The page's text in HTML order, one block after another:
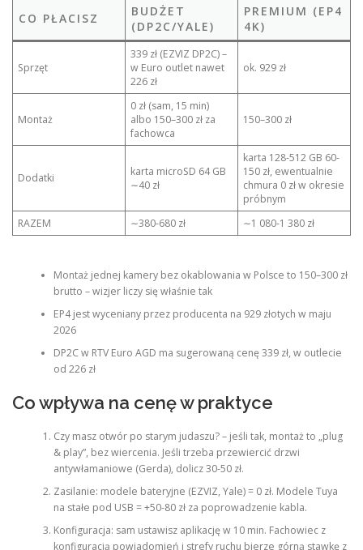
CO PŁACISZ
BUDŻET
(DP2C/YALE)
PREMIUM (EP4
4K)
Sprzęt
339 zł (EZVIZ DP2C) –
w Euro outlet nawet
226 zł
ok. 929 zł
Montaż
0 zł (sam, 15 min)
albo 150–300 zł za
fachowca
150–300 zł
Dodatki
karta microSD 64 GB
∼40 zł
karta 128-512 GB 60-
150 zł, ewentualnie
chmura 0 zł w okresie
próbnym
RAZEM
∼380-680 zł ∼1 080-1 380 zł
Montaż jednej kamery bez okablowania w Polsce to 150–300 zł
brutto – wizjer liczy się właśnie tak
EP4 jest wyceniany przez producenta na 929 złotych w maju
2026
DP2C w RTV Euro AGD ma sugerowaną cenę 339 zł, w outlecie
od 226 zł
Co wpływa na cenę w praktyce
Czy masz otwór po starym judaszu? – jeśli tak, montaż to „plug
& play”, bez wiercenia. Jeśli trzeba przewiercić drzwi
antywłamaniowe (Gerda), dolicz 30-50 zł.
Zasilanie: modele bateryjne (EZVIZ, Yale) = 0 zł. Modele Tuya
na stałe pod USB = +50-80 zł za poprowadzenie kabla.
Konfiguracja: sam ustawisz aplikację w 10 min. Fachowiec z
konfiguracją powiadomień i strefy ruchu bierze górną stawkę z